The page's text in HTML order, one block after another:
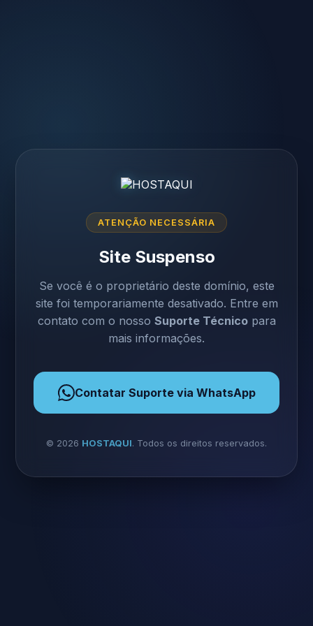
ATENÇÃO NECESSÁRIA
Site Suspenso
Se você é o proprietário deste domínio, este
site foi temporariamente desativado. Entre em
contato com o nosso Suporte Técnicopara
mais informações.
Contatar Suporte via WhatsApp
© 2026 HOSTAQUI. Todos os direitos reservados.